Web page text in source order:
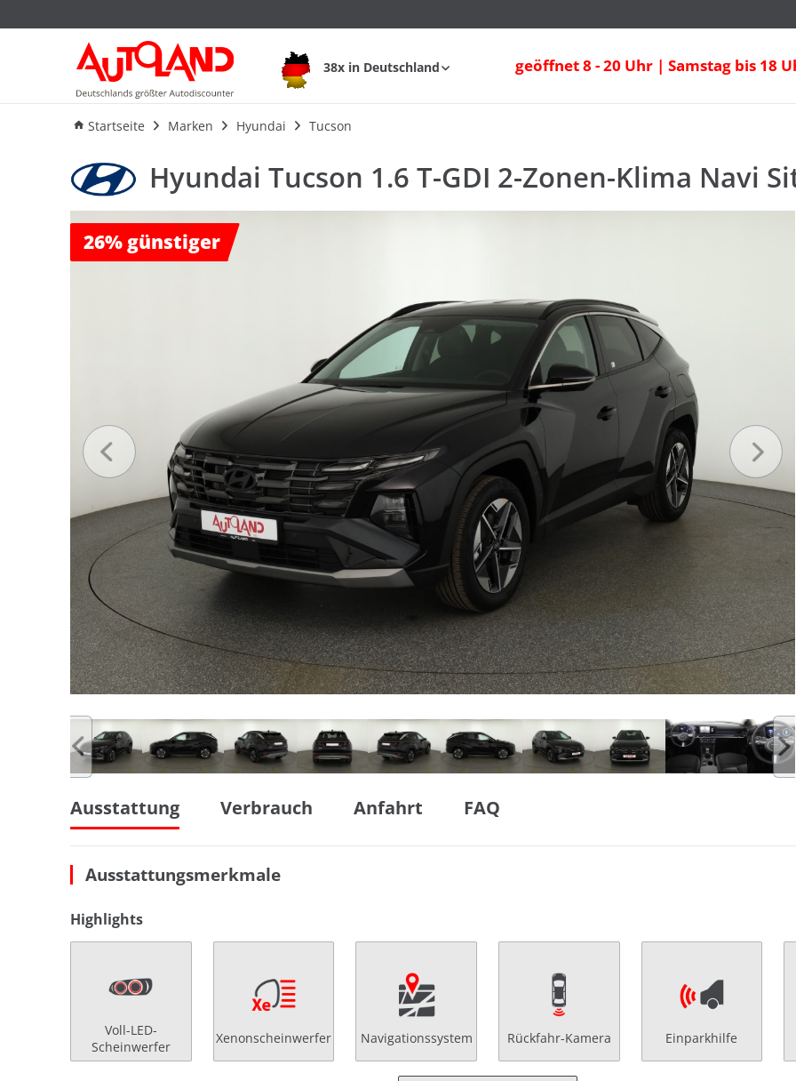
38x in Deutschland geöffnet 8 - 20 Uhr | Samstag bis 18
Startseite Marken Hyundai Tucson
Hyundai Tucson 1.6 T-GDI 2-Zonen-Klima Navi Sitzheizung
Ausstattung Verbrauch
Hyundai Tucson 1.6 T-GDI 2-Zonen-Klima Navi
26% günstiger
Ausstattung Verbrauch Anfahrt FAQ
Ausstattungsmerkmale
Highlights
Voll-LED-
Scheinwerfer
Xenonscheinwerfer Navigationssystem Rückfahr-Kamera Einparkhilfe